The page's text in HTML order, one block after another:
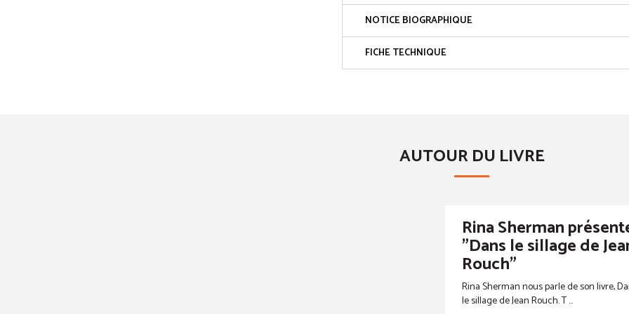
NOTICE BIOGRAPHIQUE
FICHE TECHNIQUE
AUTOUR DU LIVRE
Rina Sherman
"Dans le sillage de
Rouch"
Rina Sherman nous parle de son livre,
le sillage de Jean Rouch. T ...